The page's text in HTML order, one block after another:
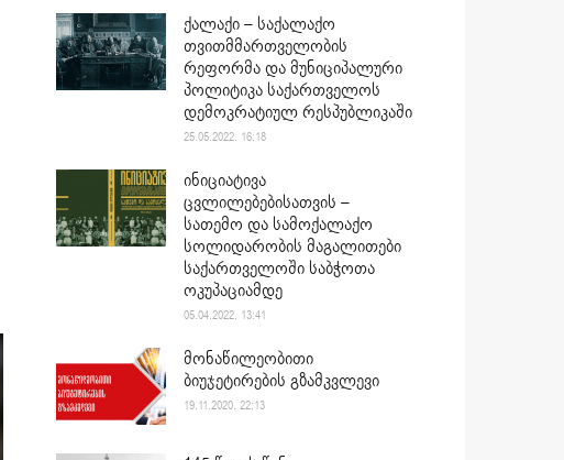
ქალაქი – საქალაქო
თვითმმართველობის
რეფორმა და მუნიციპალური
პოლიტიკა საქართველოს
დემოკრატიულ რესპუბლიკაში
25.05.2022. 16:18
ინიციატივა
ცვლილებებისათვის –
სათემო და სამოქალაქო
სოლიდარობის მაგალითები
საქართველოში საბჭოთა
ოკუპაციამდე
05.04.2022. 13:41
მონაწილეობითი
ბიუჯეტირების გზამკვლევი
19.11.2020. 22:13